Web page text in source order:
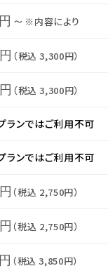
～ ※内容により
（税込 3,300円）
（税込 3,300円）
ランではご利用不可
ランではご利用不可
（税込 2,750円）
（税込 2,750円）
（税込 3,850円）